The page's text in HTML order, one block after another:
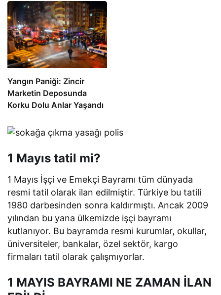
Yangın Paniği: Zincir
Marketin Deposunda
Korku Dolu Anlar Yaşandı
1 Mayıs tatil mi?
1 Mayıs İşçi ve Emekçi Bayramı tüm dünyada
resmi tatil olarak ilan edilmiştir. Türkiye bu tatili
1980 darbesinden sonra kaldırmıştı. Ancak 2009
yılından bu yana ülkemizde işçi bayramı
kutlanıyor. Bu bayramda resmi kurumlar, okullar,
üniversiteler, bankalar, özel sektör, kargo
firmaları tatil olarak çalışmıyorlar.
1 MAYIS BAYRAMI NE ZAMAN İLAN